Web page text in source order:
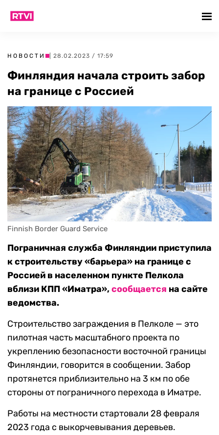
НОВОСТИ | 28.02.2023 / 17:59
Финляндия начала строить забор
на границе с Россией
Finnish Border Guard Service
Пограничная служба Финляндии приступила
к строительству «барьера» на границе с
Россией в населенном пункте Пелкола
вблизи КПП «Иматра»,сообщается на сайте
ведомства.
Строительство заграждения в Пелколе — это
пилотная часть масштабного проекта по
укреплению безопасности восточной границы
Финляндии, говорится в сообщении. Забор
протянется приблизительно на 3 км по обе
стороны от пограничного перехода в Иматре.
Работы на местности стартовали 28 февраля
2023 года с выкорчевывания деревьев.